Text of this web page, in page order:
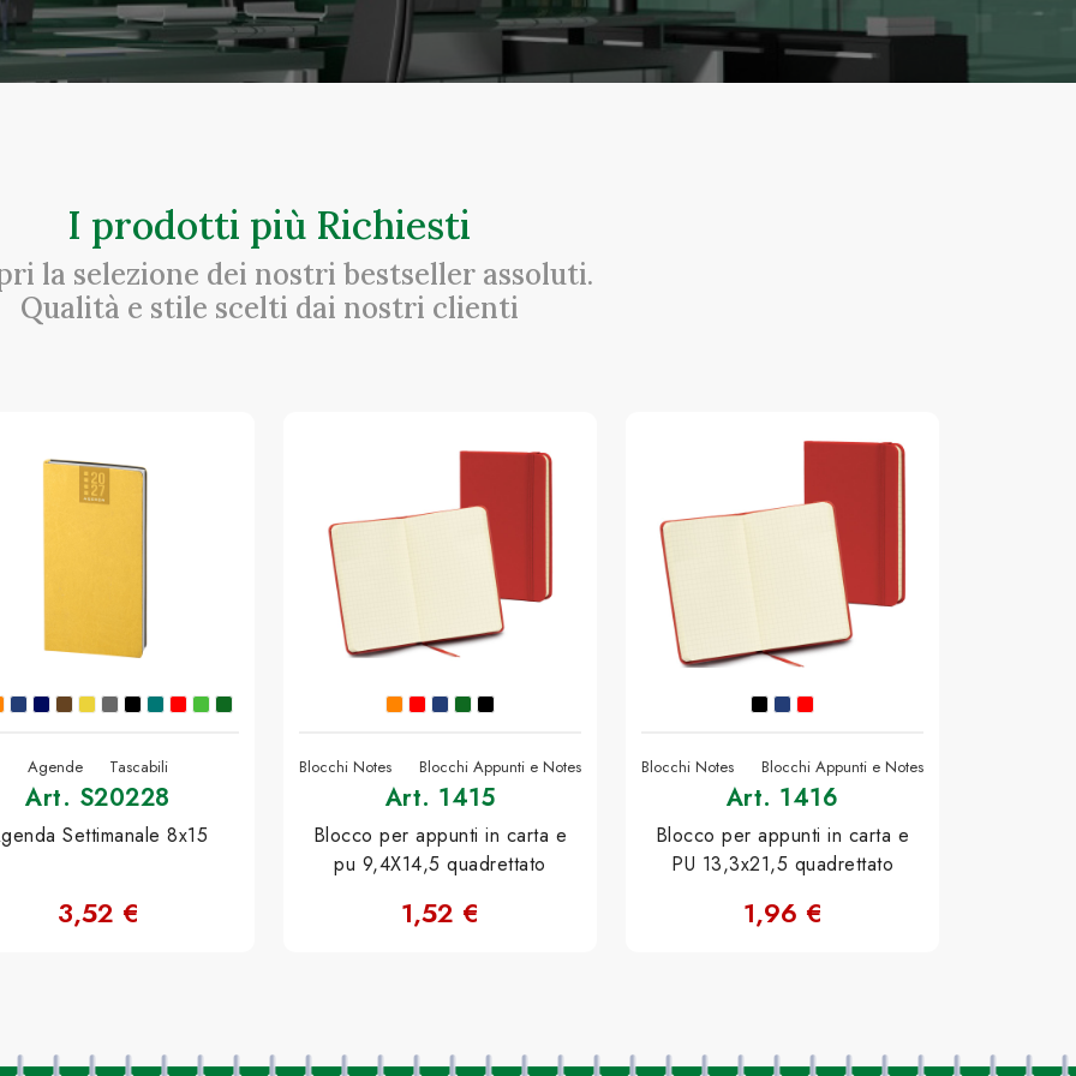
I prodotti più Richiesti
la selezione dei nostri bestseller assoluti.
Qualità e stile scelti dai nostri clienti
Agende Tascabili
Art. S20228
Settimanale 8x15
3,52 €
Blocchi Notes Blocchi Appunti e Notes
Art. 1415
Blocco per appunti in carta e
pu 9,4X14,5 quadrettato
1,52 €
Blocchi Notes Blocchi Appunti e Notes
Art. 1416
Blocco per appunti in carta e
PU 13,3x21,5 quadrettato
1,96 €